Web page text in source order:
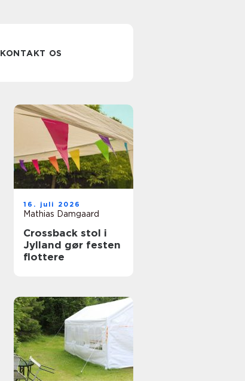
KONTAKT OS
16. juli 2026
Mathias Damgaard
Crossback stol i
Jylland gør festen
flottere